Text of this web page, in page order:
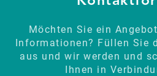
Möchten Sie ein
Informationen? Füllen Sie
aus und wir werden und
Ihnen in